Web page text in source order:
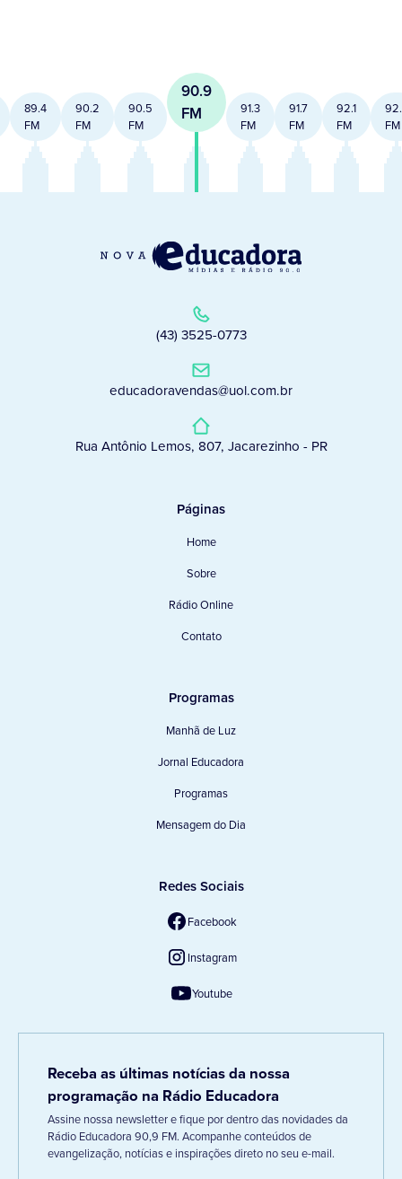
89.4
FM
90.2
FM
90.5
FM
90.9
FM
91.3
FM
91.7
FM
92.1
FM
FM
(43) 3525-0773
educadoravendas@uol.com.br
Rua Antônio Lemos, 807, Jacarezinho - PR
Páginas
Home
Sobre
Rádio Online
Contato
Programas
Manhã de Luz
Jornal Educadora
Programas
Mensagem do Dia
Redes Sociais
Facebook
Instagram
Youtube
Receba as últimas notícias da nossa
programação na Rádio Educadora
Assine nossa newsletter e fique por dentro das novidades da
Rádio Educadora 90,9 FM. Acompanhe conteúdos de
evangelização, notícias e inspirações direto no seu e-mail.